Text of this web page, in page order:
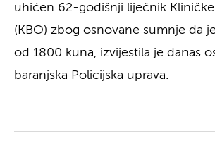
uhićen 62-godišnji liječnik
(KBO) zbog osnovane sumnje da
od 1800 kuna, izvijestila je danas
baranjska Policijska uprava.